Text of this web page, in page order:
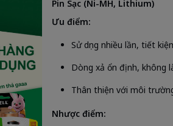
Pin Sạc (Ni-MH, Lithium)
Ưu điểm:
Sử dụng nhiều lần, tiết
Dòng xả ổn định, không
Thân thiện với môi
Nhược điểm: